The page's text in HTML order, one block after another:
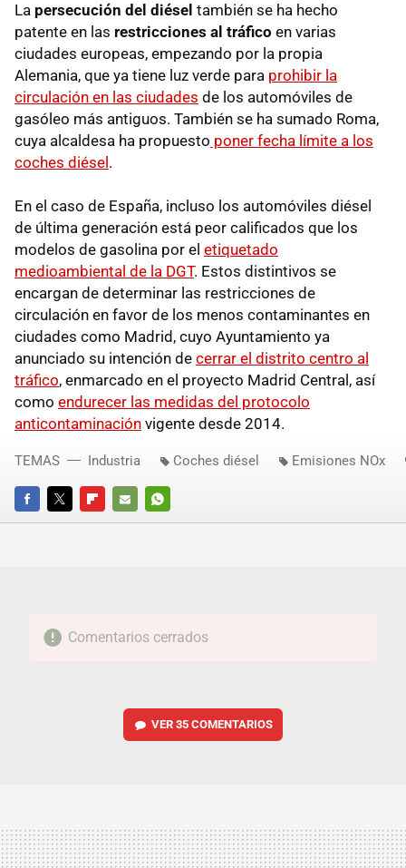
La persecución del diésel también se ha hecho
patente en las restricciones al tráfico en varias
ciudades europeas, empezando por la propia
Alemania, que ya tiene luz verde para prohibir la
circulación en las ciudades de los automóviles de
gasóleo más antiguos. También se ha sumado Roma,
cuya alcaldesa ha propuesto poner fecha límite a los
coches diésel .
En el caso de España, incluso los automóviles diésel
de última generación está peor calificados que los
modelos de gasolina por el etiquetado
medioambiental de la DGT. Estos distintivos se
encargan de determinar las restricciones de
circulación en favor de los menos contaminantes en
ciudades como Madrid, cuyo Ayuntamiento ya
anunciado su intención de cerrar el distrito centro al
tráfico, enmarcado en el proyecto Madrid Central, así
como endurecer las medidas del protocolo
anticontaminación vigente desde 2014.
FACEBOOKTWITTERFLIPBOARD
E-
WHATSAPP
TEMAS Industria Coches diésel Emisiones NOx
Comentarios cerrados
VER 35 COMENTARIOS